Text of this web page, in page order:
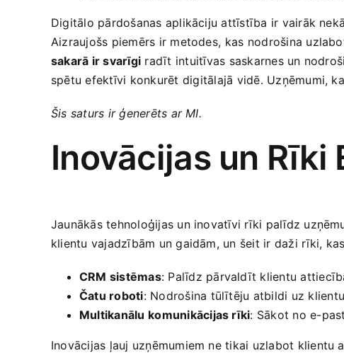
Digitālo pārdošanas aplikāciju​ attīstība ir vairāk
Aizraujošs piemērs‍ ir metodes,⁤ kas ⁢nodrošina
sakarā ir svarīgi radīt ⁣intuitīvas saskarnes un
spētu efektīvi konkurēt ⁤digitālajā vidē. Uzņēmumi,
Šis saturs ir ģenerēts ar MI.
Inovācijas un Rīki
Jaunākās tehnoloģijas un inovatīvi rīki palīdz
klientu vajadzībām un‌ gaidām, un šeit ir‍ daži ⁤rīki,⁣
CRM sistēmas: Palīdz pārvaldīt klientu
Čatu roboti: Nodrošina tūlītēju atbildi uz‌
Multikanālu ⁢komunikācijas rīki: Sākot no e-
Inovācijas​ ļauj uzņēmumiem ne tikai uzlabot klientu